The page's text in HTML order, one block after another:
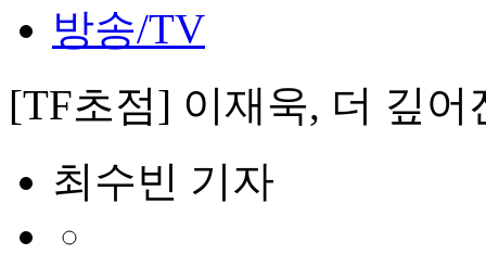
방송/TV
[TF초점] 이재욱, 더 깊
최수빈 기자